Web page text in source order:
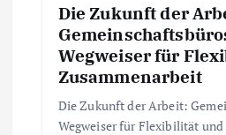
Die Zukunft der
Wegweiser für
Zusammenarbeit
Die Zukunft der Arbeit:
Wegweiser für Flexibilität